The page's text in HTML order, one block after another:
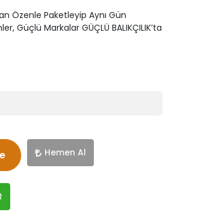
Özenle Paketleyip Aynı Gün
Güçlü Markalar GÜÇLÜ BALIKÇILIK’ta
Hemen Al